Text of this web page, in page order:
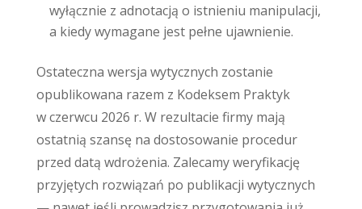
wyłącznie z adnotacją o istnieniu manipulacji,
a kiedy wymagane jest pełne ujawnienie.
Ostateczna wersja wytycznych zostanie
opublikowana razem z Kodeksem Praktyk
w czerwcu 2026 r. W rezultacie firmy mają
ostatnią szansę na dostosowanie procedur
przed datą wdrożenia. Zalecamy weryfikację
przyjętych rozwiązań po publikacji wytycznych